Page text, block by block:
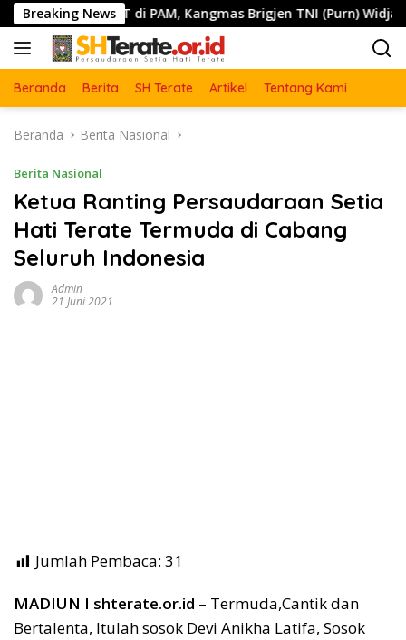
Langsung
ke
konten
Breaking News
PSHT di PAM, Kangmas Brigjen TNI (Purn) Widjang
Beranda Berita SH Terate Artikel Tentang Kami
Beranda Berita Nasional
Berita Nasional
Ketua Ranting Persaudaraan Setia
Hati Terate Termuda di Cabang
Seluruh Indonesia
Admin
21 Juni 2021
Jumlah Pembaca: 31
MADIUN I shterate.or.id – Termuda,Cantik dan
Bertalenta, Itulah sosok Devi Anikha Latifa, Sosok